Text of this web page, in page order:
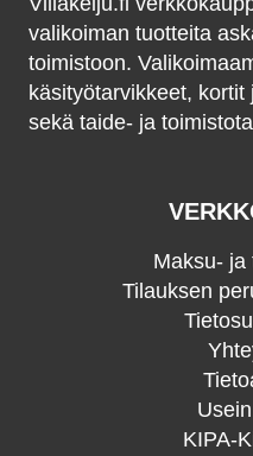
valikoiman tuotteita
toimistoon.
käsityötarvikkeet,
sekä taide- ja
Maksu- ja
Tilauksen
KIPA-